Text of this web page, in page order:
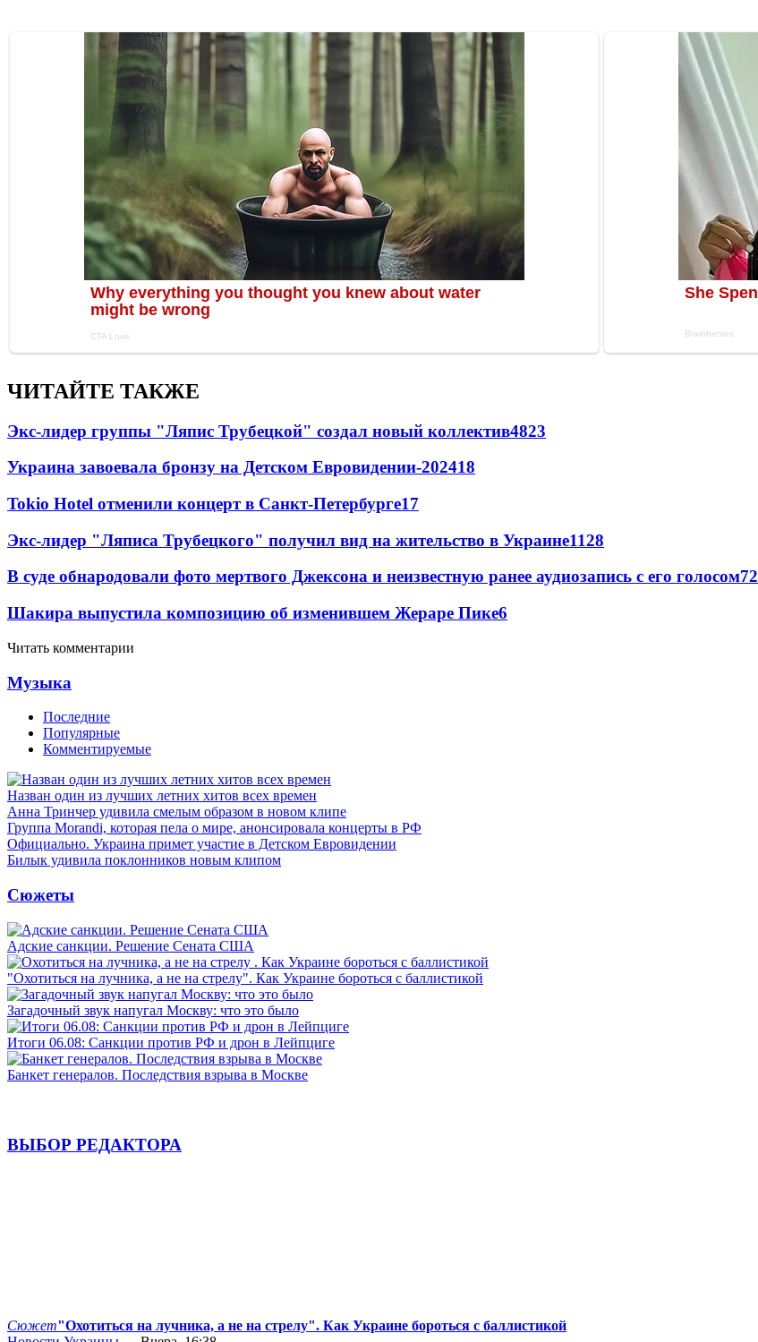
ЧИТАЙТЕ ТАКЖЕ
Экс-лидер группы "Ляпис Трубецкой" создал новый коллектив4823
Украина завоевала бронзу на Детском Евровидении-202418
Tokio Hotel отменили концерт в Санкт-Петербурге17
Экс-лидер "Ляписа Трубецкого" получил вид на жительство в Украине1128
В суде обнародовали фото мертвого Джексона и неизвестную ранее аудиозапись с его голосом72
Шакира выпустила композицию об изменившем Жераре Пике6
Читать комментарии
Музыка
Последние
Популярные
Комментируемые
Назван один из лучших летних хитов всех времен
Анна Тринчер удивила смелым образом в новом клипе
Группа Morandi, которая пела о мире, анонсировала концерты в РФ
Официально. Украина примет участие в Детском Евровидении
Билык удивила поклонников новым клипом
Сюжеты
Адские санкции. Решение Сената США
"Охотиться на лучника, а не на стрелу". Как Украине бороться с баллистикой
Загадочный звук напугал Москву: что это было
Итоги 06.08: Санкции против РФ и дрон в Лейпциге
Банкет генералов. Последствия взрыва в Москве
ВЫБОР РЕДАКТОРА
Сюжет"Охотиться на лучника, а не на стрелу". Как Украине бороться с баллистикой